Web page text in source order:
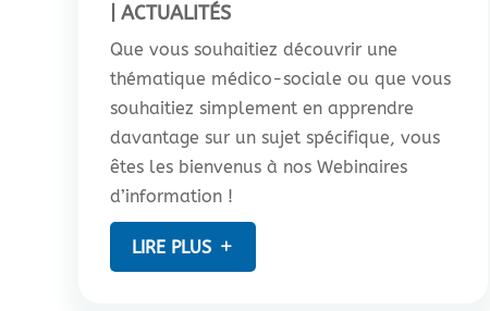
ACTUALITÉS
Que vous souhaitiez découvrir une
thématique médico-sociale ou que vous
souhaitiez simplement en apprendre
davantage sur un sujet spécifique, vous
êtes les bienvenus à nos Webinaires
d’information !
LIRE PLUS